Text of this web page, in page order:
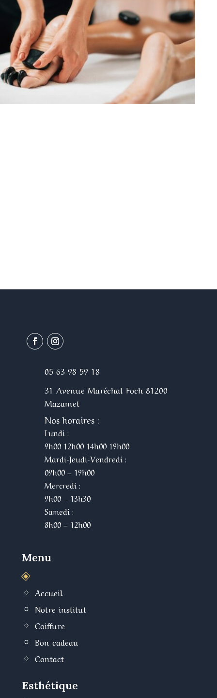
05 63 98 59 18
31 Avenue Maréchal Foch 81200
Mazamet
Nos horaires :
Lundi :
9h00 12h00 14h00 19h00
Mardi-Jeudi-Vendredi :
09h00 – 19h00
Mercredi :
9h00 – 13h30
Samedi :
8h00 – 12h00
Menu
W
Accueil
Notre institut
Coiffure
Bon cadeau
Contact
Esthétique